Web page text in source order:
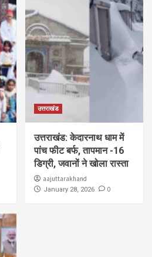
उत्तराखंड
उत्तराखंड: केदारनाथ धाम में
पांच फीट बर्फ, तापमान -16
डिग्री, जवानों ने खोला रास्ता
aajuttarakhand
January 28, 2026 0